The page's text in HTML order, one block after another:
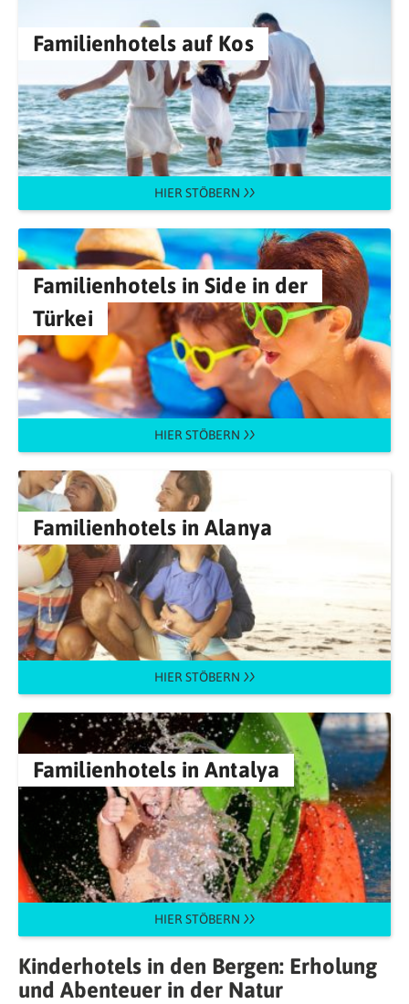
Familienhotels auf Kos
HIER STÖBERN
Familienhotels in Side in der
Türkei
HIER STÖBERN
Familienhotels in Alanya
HIER STÖBERN
Familienhotels in Antalya
HIER STÖBERN
Kinderhotels in den Bergen: Erholung
und Abenteuer in der Natur